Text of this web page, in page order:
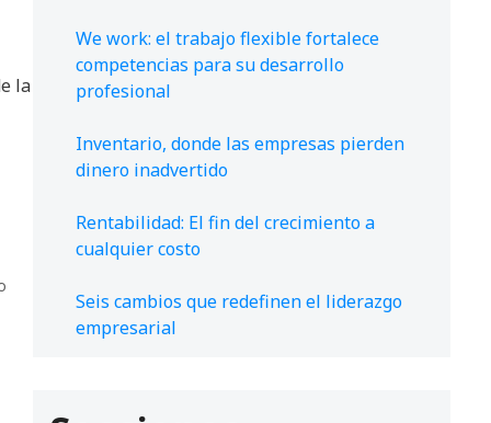
la
We work: el trabajo flexible fortalece
competencias para su desarrollo
profesional
Inventario, donde las empresas pierden
dinero inadvertido
Rentabilidad: El fin del crecimiento a
cualquier costo
Seis cambios que redefinen el liderazgo
empresarial